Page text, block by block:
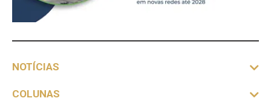
NOTÍCIAS
COLUNAS